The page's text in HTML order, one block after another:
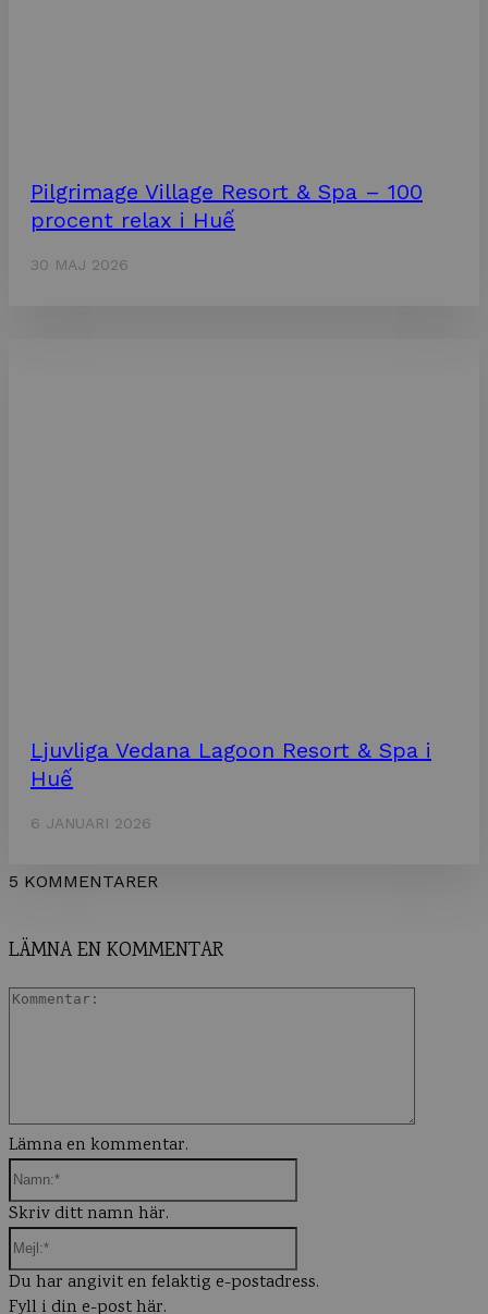
Pilgrimage Village Resort & Spa – 100
procent relax i Huế
30 MAJ 2026
Ljuvliga Vedana Lagoon Resort & Spa i
Huế
6 JANUARI 2026
5 KOMMENTARER
LÄMNA EN KOMMENTAR
Lämna en kommentar.
Skriv ditt namn här.
Du har angivit en felaktig e-postadress.
Fyll i din e-post här.